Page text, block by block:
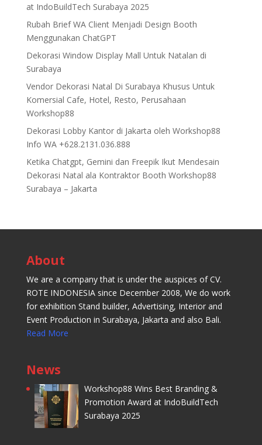
at IndoBuildTech Surabaya 2025
Rubah Brief WA Client Menjadi Design Booth
Menggunakan ChatGPT
Dekorasi Window Display Mall Untuk Natalan di
Surabaya
Vendor Dekorasi Natal Di Surabaya Khusus Untuk
Komersial Cafe, Hotel, Resto, Perusahaan
Workshop88
Dekorasi Lobby Kantor di Jakarta oleh Workshop88
Info WA +628.2131.036.888
Ketika Chatgpt, Gemini dan Freepik Ikut Mendesain
Dekorasi Natal ala Kontraktor Booth Workshop88
Surabaya – Jakarta
About
We are a company that is under the auspices of CV.
ROTE INDONESIA since December 2008, We do work
for exhibition Stand builder, Advertising, Interior and
Event Production in Surabaya, Jakarta and also Bali.
Read More
News
Workshop88 Wins Best Branding &
Promotion Award at IndoBuildTech
Surabaya 2025